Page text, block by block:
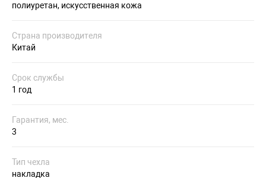
полиуретан, искусственная кожа
Страна производителя
Китай
Срок службы
1 год
Гарантия, мес.
3
Тип чехла
накладка